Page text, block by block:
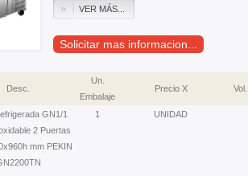
VER MÁS...
Solicitar mas informacion...
Desc.
Un.
Embalaje
Precio X Vol.
GN1/1
2 Puertas
mm PEKIN
1 UNIDAD